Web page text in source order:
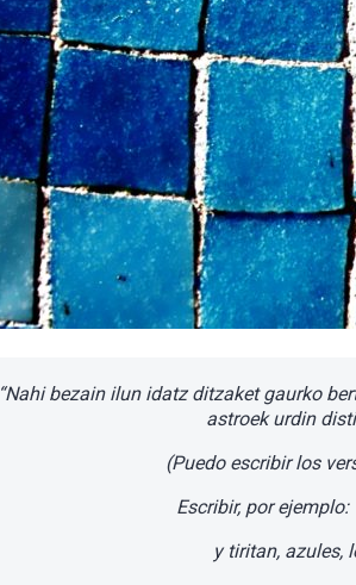
“Nahi bezain ilun idatz ditzaket gaurko
astroek urdin
(Puedo escribir los
Escribir, por
y tiritan, azules,